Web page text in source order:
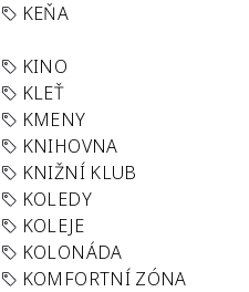
KEŇA
KINO
KLEŤ
KMENY
KNIHOVNA
KNIŽNÍ KLUB
KOLEDY
KOLEJE
KOLONÁDA
KOMFORTNÍ ZÓNA